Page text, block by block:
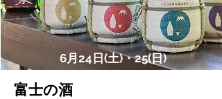
6月24日(土)・25(日)
富士の酒